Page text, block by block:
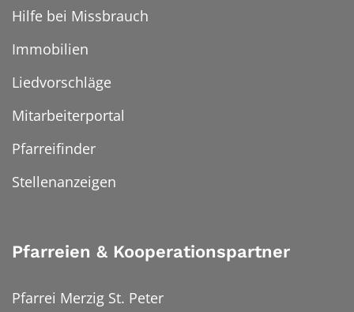
Hilfe bei Missbrauch
Immobilien
Liedvorschläge
Mitarbeiterportal
Pfarreifinder
Stellenanzeigen
Pfarreien & Kooperationspartner
Pfarrei Merzig St. Peter